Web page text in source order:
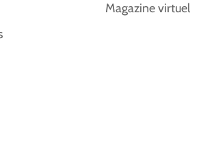
Magazine virtuel